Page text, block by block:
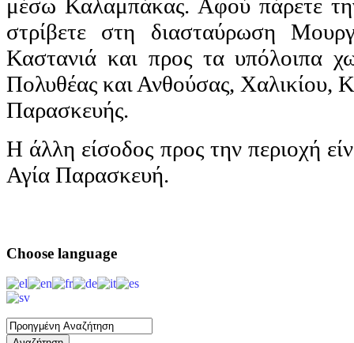
μέσω Καλαμπάκας. Αφού πάρετε
στρίβετε στη διασταύρωση
Καστανιά και προς τα υπόλοιπα
Πολυθέας και Ανθούσας, Χαλικίου,
Παρασκευής.
Η άλλη είσοδος προς την περιοχή
Αγία Παρασκευή.
Choose language